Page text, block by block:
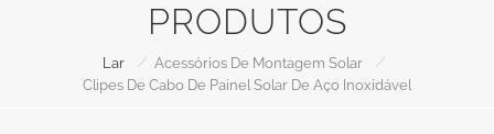
PRODUTOS
Lar / Acessórios De Montagem Solar
/
Clipes De Cabo De Painel Solar De Aço Inoxidável